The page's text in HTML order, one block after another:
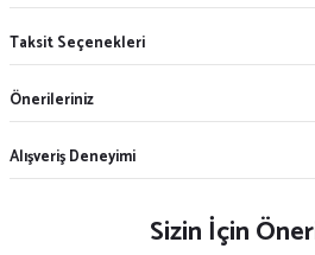
Taksit Seçenekleri
Önerileriniz
Alışveriş Deneyimi
Sizin İçin